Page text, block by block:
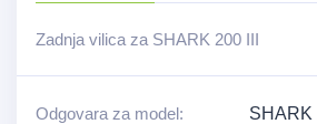
Zadnja vilica za SHARK 200 III
Odgovara za model:
SHARK